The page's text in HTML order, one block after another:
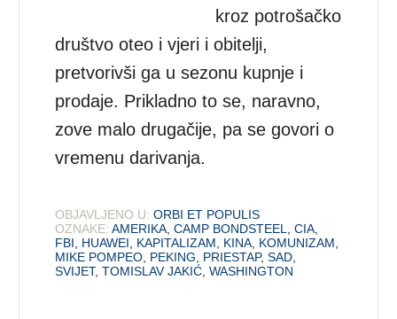
kroz potrošačko
društvo oteo i vjeri i obitelji,
pretvorivši ga u sezonu kupnje i
prodaje. Prikladno to se, naravno,
zove malo drugačije, pa se govori o
vremenu darivanja.
OBJAVLJENO U: ORBI ET POPULIS
OZNAKE: AMERIKA ,CAMP BONDSTEEL ,CIA
FBI
HUAWEI KAPITALIZAM KINA KOMUNIZAM
MIKE POMPEO PEKING PRIESTAP,SAD
SVIJET,TOMISLAV JAKIĆ ,WASHINGTON